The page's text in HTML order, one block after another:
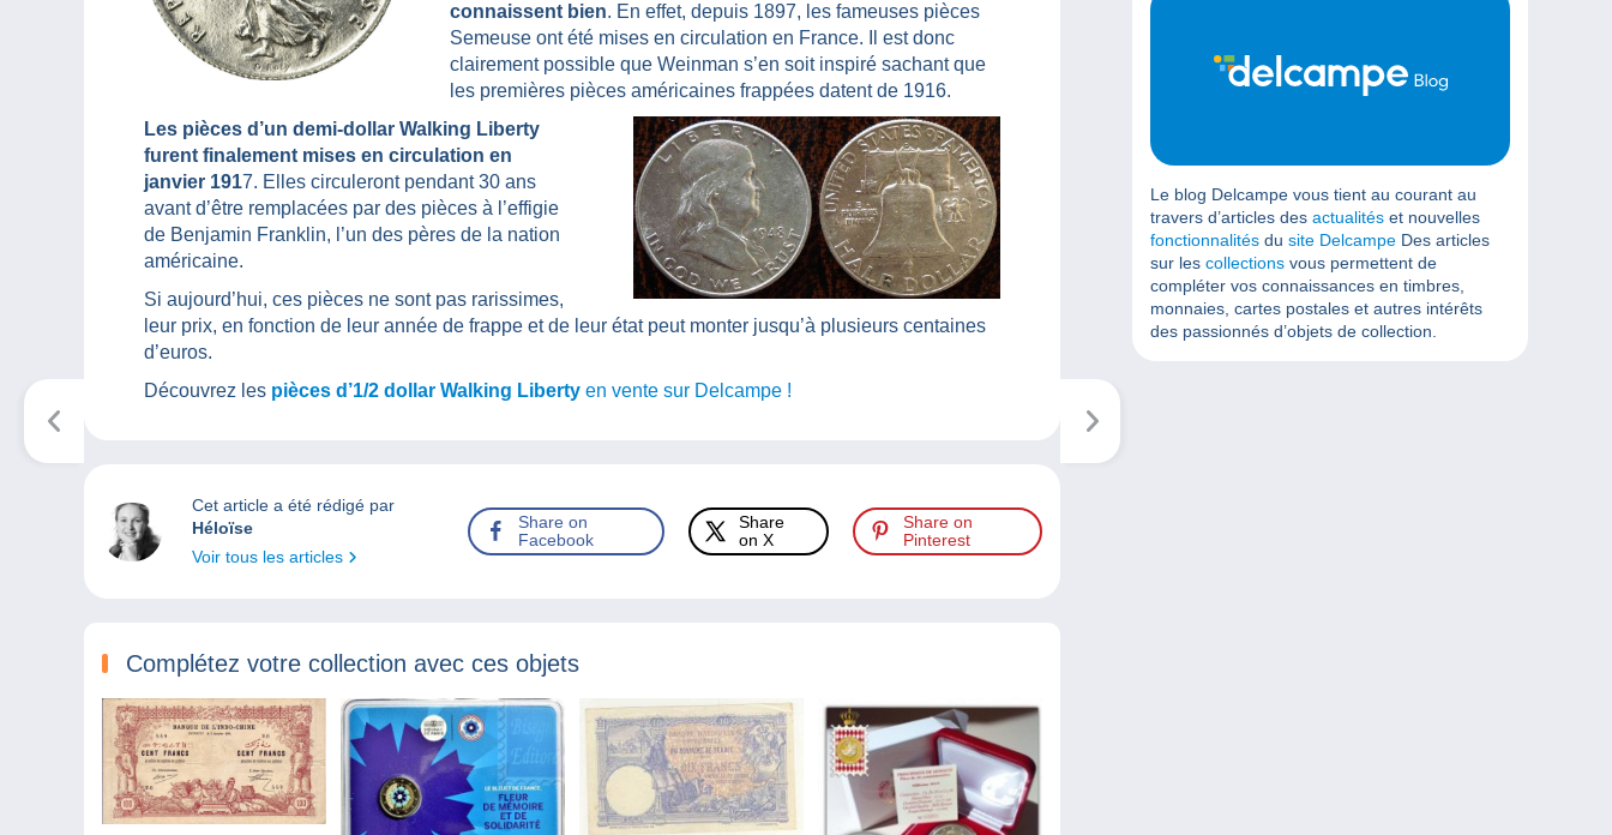
connaissent bien. En effet, depuis 1897, les fameuses pièces
Semeuse ont été mises en circulation en France. Il est donc
clairement possible que Weinman s’en soit inspiré sachant que
les premières pièces américaines frappées datent de 1916.
Les pièces d’un demi-dollar Walking Liberty
furent finalement mises en circulation en
janvier 1917. Elles circuleront pendant 30 ans
avant d’être remplacées par des pièces à l’effigie
de Benjamin Franklin, l’un des pères de la nation
américaine.
Si aujourd’hui, ces pièces ne sont pas rarissimes,
leur prix, en fonction de leur année de frappe et de leur état peut monter jusqu’à plusieurs centaines
d’euros.
Découvrez les pièces d’1/2 dollar Walking Liberty en vente sur Delcampe !
Cet article a été rédigé par
Héloïse
Voir tous les articles
Share on
Facebook
Share
on X
Share on
Pinterest
Complétez votre collection avec ces objets
Le blog Delcampe vous tient au courant au
travers d’articles des actualités et nouvelles
fonctionnalités du site Delcampe Des articles
sur les collections vous permettent de
compléter vos connaissances en timbres,
monnaies, cartes postales et autres intérêts
des passionnés d’objets de collection.